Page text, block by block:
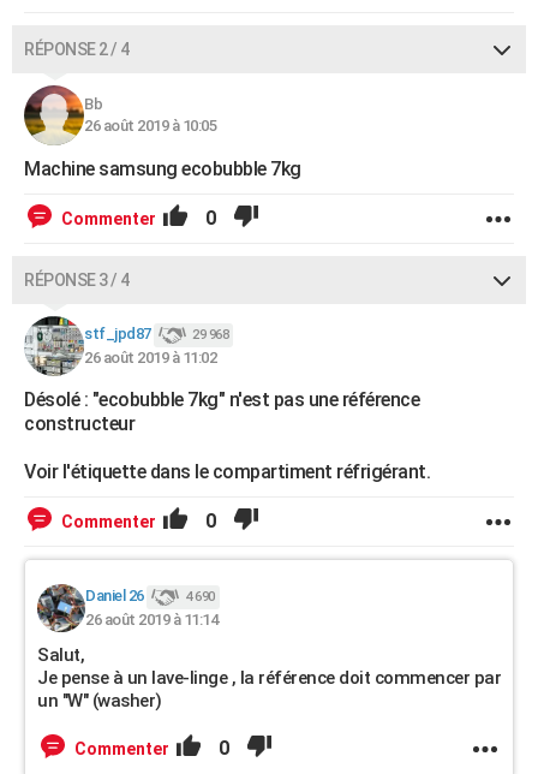
RÉPONSE 2 / 4
Bb
26 août 2019 à 10:05
Machine samsung ecobubble 7kg
Commenter 0
RÉPONSE 3 / 4
stf_jpd87 29 968
26 août 2019 à 11:02
Désolé : "ecobubble 7kg" n'est pas une référence
constructeur
Voir l'étiquette dans le compartiment réfrigérant.
Commenter 0
Daniel 26 4 690
26 août 2019 à 11:14
Salut,
Je pense à un lave-linge , la référence doit commencer par
un "W" (washer)
Commenter 0